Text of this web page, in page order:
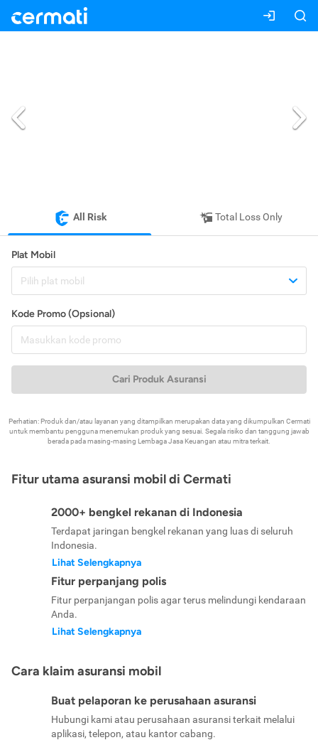
All Risk Total Loss Only
Plat Mobil
Pilih plat mobil
Kode Promo (Opsional)
Cari Produk Asuransi
Perhatian: Produk dan/atau layanan yang ditampilkan merupakan data yang dikumpulkan Cermati
untuk membantu pengguna menemukan produk yang sesuai. Segala risiko dan tanggung jawab
berada pada masing-masing Lembaga Jasa Keuangan atau mitra terkait.
Fitur utama asuransi mobil di Cermati
2000+ bengkel rekanan di Indonesia
Terdapat jaringan bengkel rekanan yang luas di seluruh
Indonesia.
Lihat Selengkapnya
Fitur perpanjang polis
Fitur perpanjangan polis agar terus melindungi kendaraan
Anda.
Lihat Selengkapnya
Cara klaim asuransi mobil
Buat pelaporan ke perusahaan asuransi
Hubungi kami atau perusahaan asuransi terkait melalui
aplikasi, telepon, atau kantor cabang.